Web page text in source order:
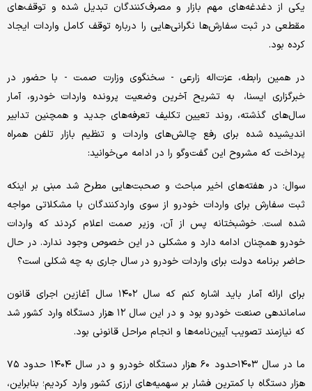
یکی از دغدغه‌های مهم بازار و مصرف‌کنندگان تبدیل شده و توقف‌های
مقطعی در ثبت سفارش‌ها نگرانی‌هایی را درباره توقف کامل واردات ایجاد
کرده بود.
در همین رابطه، عزت‌اله زارعی - سخنگوی وزارت صمت - با حضور در
خبرگزاری ایسنا، به تشریح آخرین وضعیت پرونده واردات خودرو، آمار
سال‌های گذشته، روند تعیین تکلیف تعرفه‌های جدید و همچنین تدابیر
اندیشیده شده برای رفع چالش‌های واردات و تنظیم بازار تلفن همراه
پرداخت که مشروح این گفت‌وگو را در ادامه می‌خوانید:
سوال: در هفته‌های اخیر مباحث و صحبت‌هایی مطرح شد مبنی بر اینکه
ثبت سفارش برای واردات خودرو از سوی واردکنندگان با مشکلاتی مواجه
شده است. خوشبختانه پس از آن، وزیر صمت اعلام کردند که واردات
خودرو همچنان ادامه دارد و مشکلی در این خصوص وجود ندارد. در حال
حاضر برنامه دولت برای واردات خودرو در سال جاری به چه شکلی است؟
برای ارائه آمار باید اشاره کنم که سال ۱۴۰۲ سال آغازین اجرای قانون
ساماندهی صنعت خودرو بود و در این سال ۱۲ هزار دستگاه وارد کشور شد
که نیازمند تصویب آیین‌نامه‌ها و انجام مراحل قانونی بود.
ما در سال ۱۴۰۳حدود ۶۰ هزار دستگاه خودرو و در سال ۱۴۰۴ حدود ۷۵
هزار دستگاه با کمترین فشار بر سهمیه‌های ارزی کشور وارد کردیم؛ بنابراین،